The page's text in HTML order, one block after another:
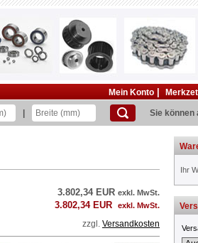
Mein Konto
Sie können
3.802,34 EUR exkl. MwSt.
3.802,34 EUR exkl. MwSt.
zzgl. Versandkosten
Ihr